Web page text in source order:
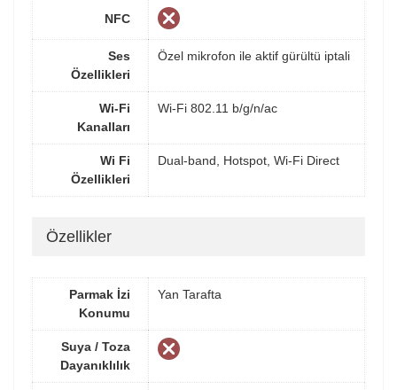
NFC
Ses
Özellikleri
Özel mikrofon ile aktif gürültü iptali
Wi-Fi
Kanalları
Wi-Fi 802.11 b/g/n/ac
Wi Fi
Özellikleri
Dual-band, Hotspot, Wi-Fi Direct
Özellikler
Parmak İzi
Konumu
Yan Tarafta
Suya / Toza
Dayanıklılık